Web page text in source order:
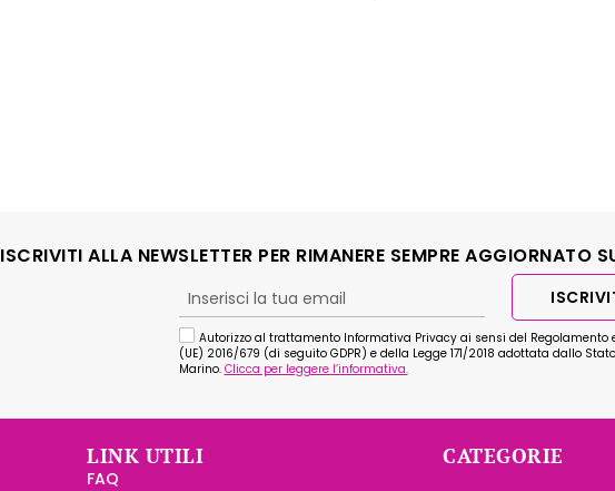
ISCRIVITI ALLA NEWSLETTER PER RIMANERE SEMPRE AGGIORNATO
Autorizzo al trattamento Informativa Privacy ai sensi del Regolamento
(UE) 2016/679 (di seguito GDPR) e della Legge 171/2018 adottata dallo
Marino. Clicca per leggere l’informativa.
LINK UTILI
FAQ
CATEGORIE